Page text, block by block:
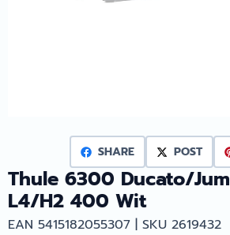
SHARE POST
Thule 6300 Ducato/
L4/H2 400 Wit
EAN 5415182055307 | SKU 2619432